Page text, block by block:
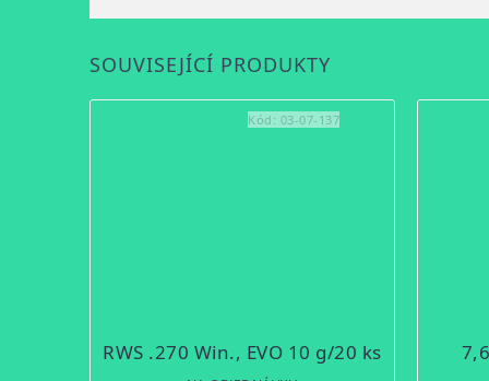
SOUVISEJÍCÍ PRODUKTY
RWS .270 Win., EVO 10 g/20 ks
Kód: 03-07-137